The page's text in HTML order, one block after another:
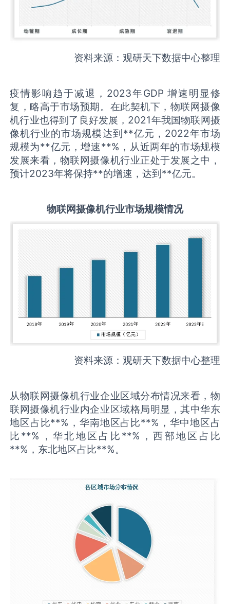
资料来源：观研天下数据中心整理
疫情影响趋于减退，2023年GDP 增速明显修
复，略高于市场预期。在此契机下，物联网摄像
机行业也得到了良好发展，2021年我国物联网摄
像机行业的市场规模达到**亿元，2022年市场
规模为**亿元，增速**%，从近两年的市场规模
发展来看，物联网摄像机行业正处于发展之中，
预计2023年将保持**的增速，达到**亿元。
物联网摄像机行业市场规模情况
资料来源：观研天下数据中心整理
从物联网摄像机行业企业区域分布情况来看，物
联网摄像机行业内企业区域格局明显，其中华东
地区占比**%，华南地区占比**%，华中地区占
比**%，华北地区占比**%，西部地区占比
**%，东北地区占比**%。